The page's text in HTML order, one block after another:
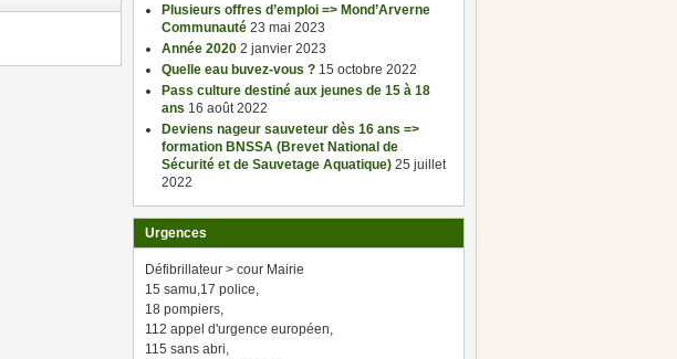
Plusieurs offres d’emploi => Mond’Arverne
Communauté 23 mai 2023
Année 2020 2 janvier 2023
Quelle eau buvez-vous ? 15 octobre 2022
Pass culture destiné aux jeunes de 15 à 18
ans 16 août 2022
Deviens nageur sauveteur dès 16 ans =>
formation BNSSA (Brevet National de
Sécurité et de Sauvetage Aquatique) 25 juillet
2022
Urgences
Défibrillateur > cour Mairie
15 samu,17 police,
18 pompiers,
112 appel d'urgence européen,
115 sans abri,